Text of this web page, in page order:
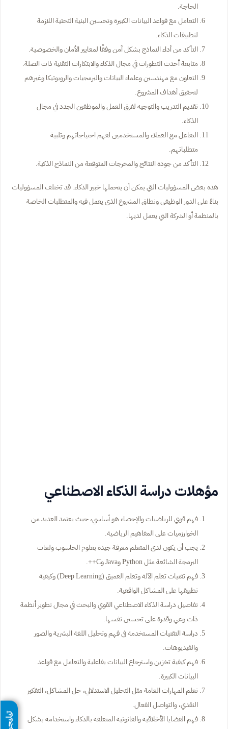
الحاجة.
التعامل مع قواعد البيانات الكبيرة وتحسين البنية التحتية اللازمة
لتطبيقات الذكاء.
التأكد من أداء النماذج بشكل آمن وفقًا لمعايير الأمان والخصوصية.
متابعة أحدث التطورات في مجال الذكاء والابتكارات التقنية ذات الصلة.
التعاون مع مهندسين وعلماء البيانات والبرمجيات والروبوتيكا وغيرهم
لتحقيق أهداف المشروع.
تقديم التدريب والتوجيه لفرق العمل والموظفين الجدد في مجال
الذكاء.
التفاعل مع العملاء والمستخدمين لفهم احتياجاتهم وتلبية
متطلباتهم.
التأكد من جودة النتائج والمخرجات المتوقعة من النماذج الذكية.
هذه بعض المسؤوليات التي يمكن أن يتحملها خبير الذكاء. قد تختلف المسؤوليات
بناءً على الدور الوظيفي ونطاق المشروع الذي يعمل فيه والمتطلبات الخاصة
بالمنظمة أو الشركة التي يعمل لديها.
مؤهلات دراسة الذكاء الاصطناعي
فهم قوي للرياضيات والإحصاء هو أساسي، حيث يعتمد العديد من
الخوارزميات على المفاهيم الرياضية.
يجب أن يكون لدى المتعلم معرفة جيدة بعلوم الحاسوب ولغات
البرمجة الشائعة مثل Python وJava وC++.
فهم تقنيات تعلم الآلة وتعلم العميق (Deep Learning) وكيفية
تطبيقها على المشاكل الواقعية.
تفاصيل دراسة الذكاء الاصطناعي القوي والبحث في مجال تطوير أنظمة
ذات وعي وقدرة على تحسين نفسها.
دراسة التقنيات المستخدمة في فهم وتحليل اللغة البشرية والصور
والفيديوهات.
فهم كيفية تخزين واسترجاع البيانات بفاعلية والتعامل مع قواعد
البيانات الكبيرة.
تعلم المهارات العامة مثل التحليل الاستدلالي، حل المشاكل، التفكير
النقدي، والتواصل الفعال.
فهم القضايا الأخلاقية والقانونية المتعلقة بالذكاء واستخدامه بشكل